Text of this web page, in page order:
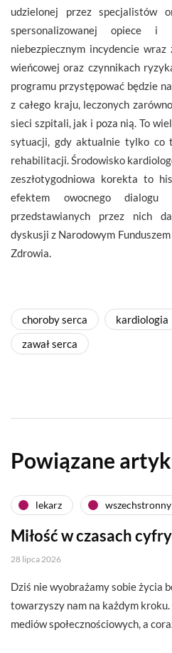
udzielonej przez specjalistów
spersonalizowanej opiece
niebezpiecznym incydencie
wieńcowej oraz czynnikach
programu przystępować będzie
z całego kraju, leczonych
sieci szpitali, jak i poza nią. To
sytuacji, gdy aktualnie tylko co
rehabilitacji. Środowisko
zeszłotygodniowa korekta to
efektem owocnego dialogu
przedstawianych przez nich
dyskusji z Narodowym
Zdrowia.
choroby serca kardiologia
zawał serca
Powiązane
lekarz
Miłość w czasach
28 lipca 2026
Dziś nie wyobrażamy sobie życia
towarzyszy nam na każdym
mediów społecznościowych, a